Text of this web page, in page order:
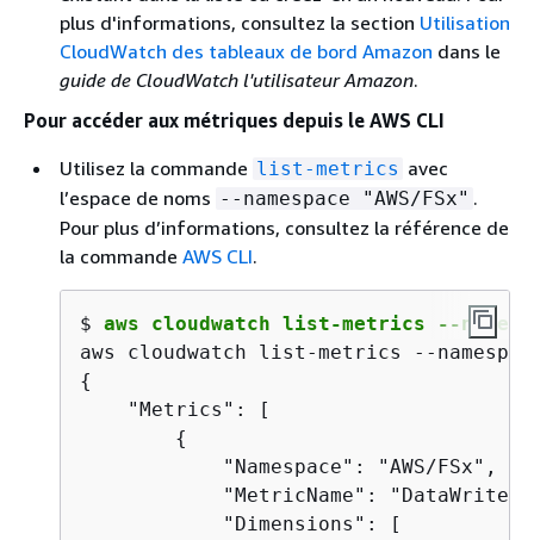
plus d'informations, consultez la section Utilisation
CloudWatch des tableaux de bord Amazon dans le
guide de CloudWatch l'utilisateur Amazon.
Pour accéder aux métriques depuis le AWS CLI
Utilisez la commande list-metrics avec
l’espace de noms --namespace "AWS/FSx" .
Pour plus d’informations, consultez la référence de
la commande AWS CLI.
$ aws cloudwatch list-metrics --
{
    "Metrics": [
{
            "Namespace": "AWS/FSx",
"MetricName":
            "Dimensions": [